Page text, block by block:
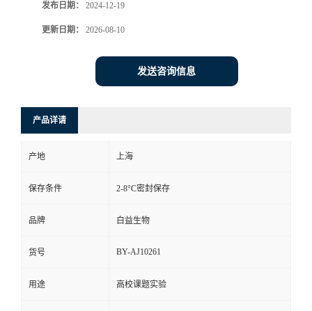
发布日期： 2024-12-19
更新日期： 2026-08-10
发送咨询信息
产品详请
产地 上海
保存条件 2-8°C密封保存
品牌 白益生物
货号 BY-AJ10261
用途 高校课题实验